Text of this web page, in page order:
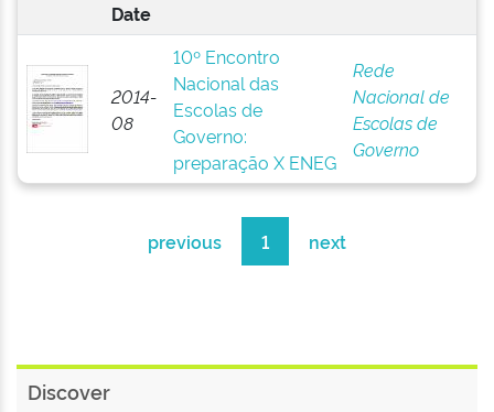
Date
2014-
08
10º Encontro
Nacional das
Escolas de
Governo:
preparação X ENEG
Rede
Nacional de
Escolas de
Governo
previous 1 next
Discover